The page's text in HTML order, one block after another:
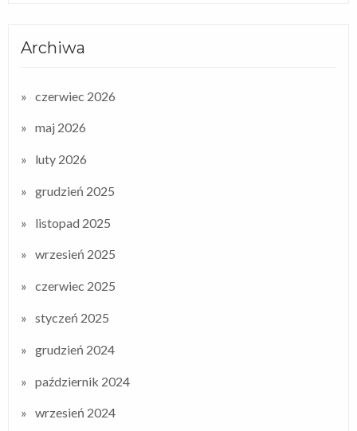
Archiwa
czerwiec 2026
maj 2026
luty 2026
grudzień 2025
listopad 2025
wrzesień 2025
czerwiec 2025
styczeń 2025
grudzień 2024
październik 2024
wrzesień 2024